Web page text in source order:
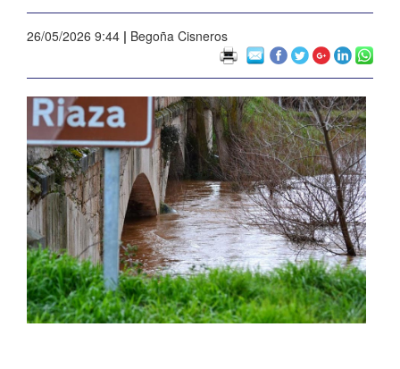
26/05/2026 9:44 | Begoña Cisneros